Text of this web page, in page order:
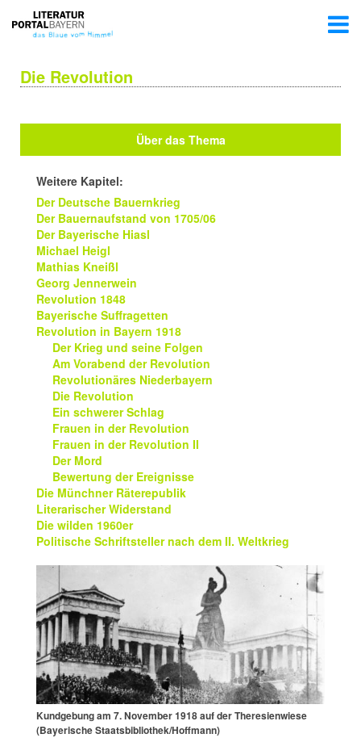
Die Revolution
Über das Thema
Weitere Kapitel:
Der Deutsche Bauernkrieg
Der Bauernaufstand von 1705/06
Der Bayerische Hiasl
Michael Heigl
Mathias Kneißl
Georg Jennerwein
Revolution 1848
Bayerische Suffragetten
Revolution in Bayern 1918
Der Krieg und seine Folgen
Am Vorabend der Revolution
Revolutionäres Niederbayern
Die Revolution
Ein schwerer Schlag
Frauen in der Revolution
Frauen in der Revolution II
Der Mord
Bewertung der Ereignisse
Die Münchner Räterepublik
Literarischer Widerstand
Die wilden 1960er
Politische Schriftsteller nach dem II. Weltkrieg
Kundgebung am 7. November 1918 auf der Theresienwiese
(Bayerische Staatsbibliothek/Hoffmann)